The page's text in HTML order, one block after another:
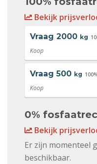
Bekijk
Vraag 2000 kg
Koop
Vraag 500 kg
Koop
0%
Bekijk
Er zijn momenteel
beschikbaar.